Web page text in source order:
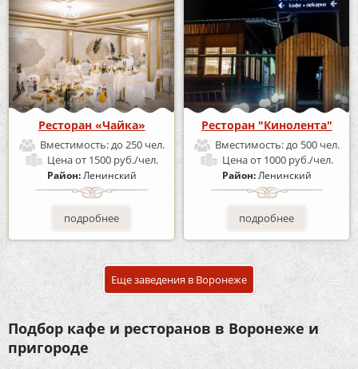
Ресторан «Чайка»
Вместимость:до 250 чел.
Ценаот 1500 руб./чел.
Район:Ленинский
подробнее
Ресторан "Кинолента"
Вместимость:до 500 чел.
Ценаот 1000 руб./чел.
Район:Ленинский
подробнее
Еще заведения в Воронеже
Подбор кафе и ресторанов в Воронеже и
пригороде